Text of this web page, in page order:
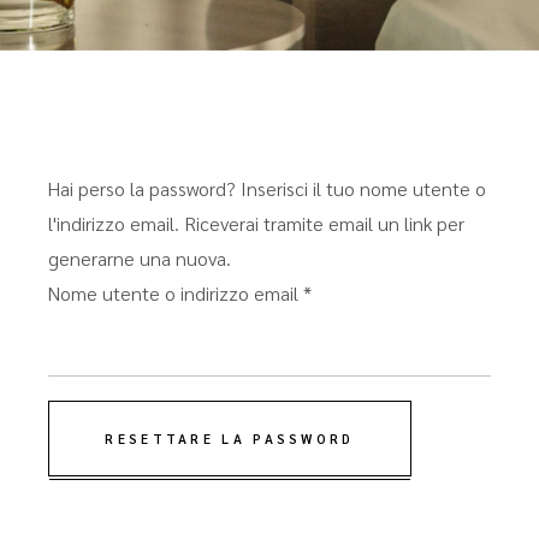
Hai perso la password? Inserisci il tuo nome utente o
l'indirizzo email. Riceverai tramite email un link per
generarne una nuova.
Nome utente o indirizzo email*
RESETTARE LA PASSWORD